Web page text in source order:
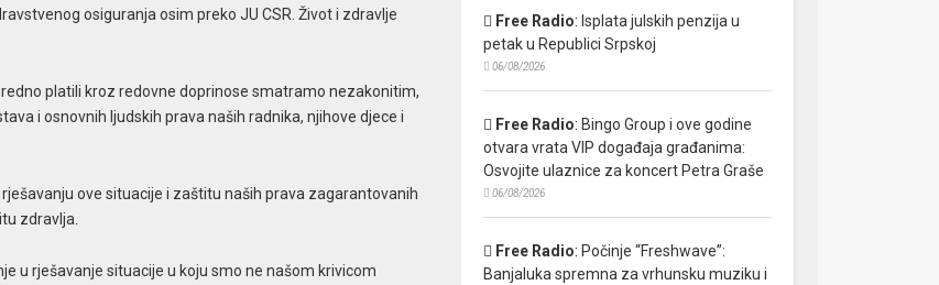
osiguranja osim preko JU CSR. Život i zdravlje
platili kroz redovne doprinose smatramo nezakonitim,
i osnovnih ljudskih prava naših radnika, njihove djece i
ove situacije i zaštitu naših prava zagarantovanih
zdravlja.
u rješavanje situacije u koju smo ne našom krivicom
Free Radio: Isplata julskih penzija u
petak u Republici Srpskoj
06/08/2026
Free Radio: Bingo Group i ove godine
otvara vrata VIP događaja građanima:
Osvojite ulaznice za koncert Petra Graše
06/08/2026
Free Radio: Počinje “Freshwave”:
Banjaluka spremna za vrhunsku muziku i